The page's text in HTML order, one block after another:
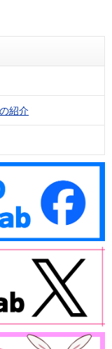
紹介